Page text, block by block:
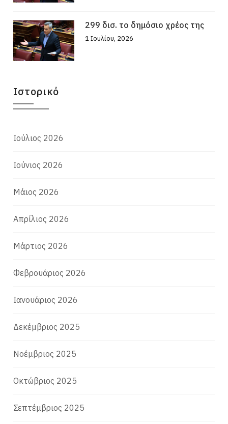
299 δισ. το δημόσιο χρέος της
1 Ιουλίου, 2026
Ιστορικό
Ιούλιος 2026
Ιούνιος 2026
Μάιος 2026
Απρίλιος 2026
Μάρτιος 2026
Φεβρουάριος 2026
Ιανουάριος 2026
Δεκέμβριος 2025
Νοέμβριος 2025
Οκτώβριος 2025
Σεπτέμβριος 2025